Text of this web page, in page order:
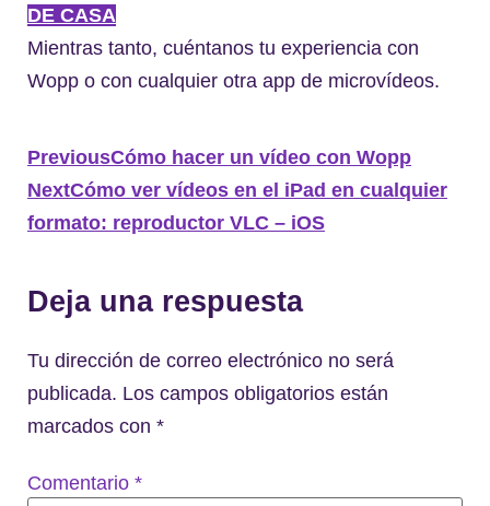
DE CASA
Mientras tanto, cuéntanos tu experiencia con
Wopp o con cualquier otra app de microvídeos.
PreviousCómo hacer un vídeo con Wopp
NextCómo ver vídeos en el iPad en cualquier
formato: reproductor VLC – iOS
Deja una respuesta
Tu dirección de correo electrónico no será
publicada. Los campos obligatorios están
marcados con *
Comentario *